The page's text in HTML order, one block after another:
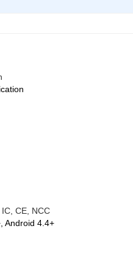
CE, NCC
Android 4.4+